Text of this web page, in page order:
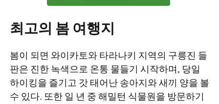
최고의 봄 여행지
봄이 되면 와이카토와 타라나키 지역의 구릉진 들
판은 진한 녹색으로 온통 물들기 시작하며, 당일
하이킹을 즐기고 갓 태어난 송아지와 새끼 양을 볼
수 있다. 또한 일 년 중 해밀턴 식물원을 방문하기